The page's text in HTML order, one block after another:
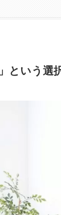
という選